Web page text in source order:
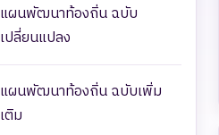
แผนพัฒนาท้องถิ่น ฉบับ
เปลี่ยนแปลง
แผนพัฒนาท้องถิ่น ฉบับเพิ่ม
เติม